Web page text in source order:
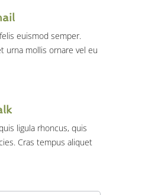
euismod semper.
urna mollis ornare vel eu
ligula rhoncus, quis
Cras tempus aliquet